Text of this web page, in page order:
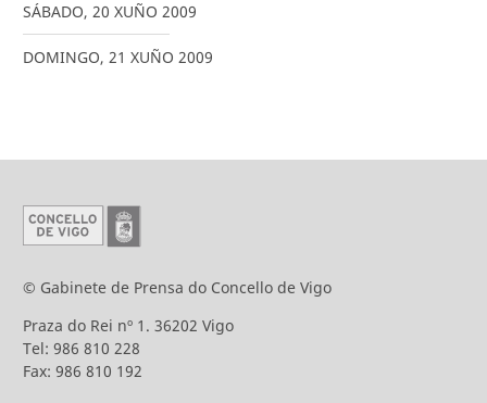
SÁBADO, 20 XUÑO 2009
DOMINGO, 21 XUÑO 2009
© Gabinete de Prensa do Concello de Vigo
Praza do Rei nº 1. 36202 Vigo
Tel: 986 810 228
Fax: 986 810 192